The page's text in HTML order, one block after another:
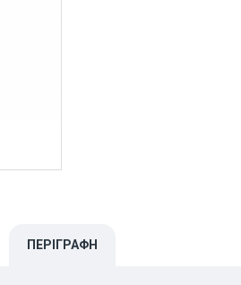
ΠΕΡΙΓΡΑΦΉ